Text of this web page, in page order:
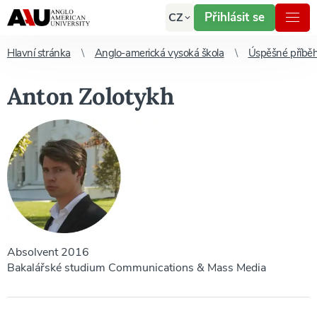
CZ Přihlásit se
Hlavní stránka Anglo-americká vysoká škola Úspěšné
Anton Zolotykh
Absolvent 2016
Bakalářské studium Communications & Mass Media